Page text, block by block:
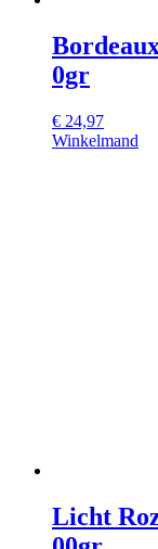
0gr
€ 24,97
Winkelmand
Licht